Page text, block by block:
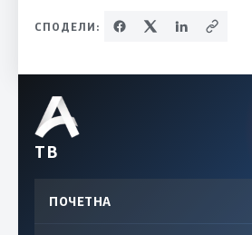
СПОДЕЛИ:
ТВ
ПОЧЕТНА